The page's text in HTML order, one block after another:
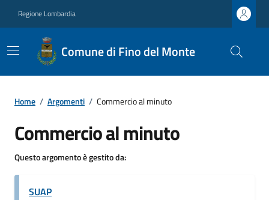
Regione Lombardia
Comune di Fino del Monte
Home / Argomenti / Commercio al minuto
Commercio al minuto
Questo argomento è gestito da:
SUAP